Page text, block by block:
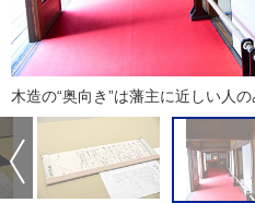
木造の“奥向き”は藩主に近しい人